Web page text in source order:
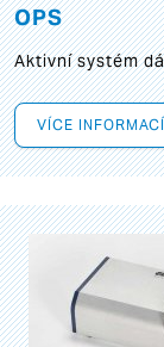
OPS
Aktivní systém
VÍCE